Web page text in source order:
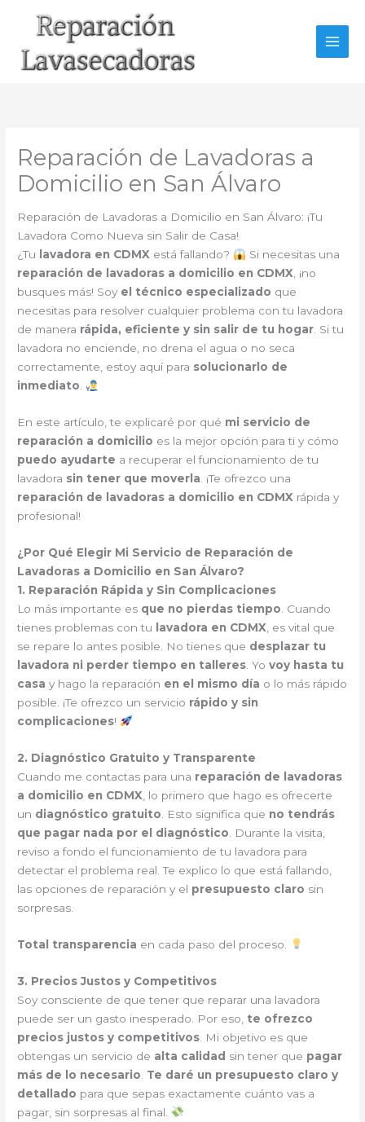
Reparación de Lavadoras a
Domicilio en San Álvaro
Reparación de Lavadoras a Domicilio en San Álvaro: ¡Tu
Lavadora Como Nueva sin Salir de Casa!
¿Tu
lavadora en CDMX está fallando?
Si necesitas una
reparación de lavadoras a domicilio en CDMX, ¡no
busques más! Soy el técnico especializado que
necesitas para resolver cualquier problema con tu lavadora
de manera rápida, eficiente y sin salir de tu hogar. Si tu
lavadora no enciende, no drena el agua o no seca
correctamente, estoy aquí para solucionarlo de
inmediato.
En este artículo, te explicaré por qué mi servicio de
reparación a domicilio es la mejor opción para ti y cómo
puedo ayudarte a recuperar el funcionamiento de tu
lavadora sin tener que moverla . ¡Te ofrezco una
reparación de lavadoras a domicilio en CDMX rápida y
profesional!
¿Por Qué Elegir Mi Servicio de Reparación de
Lavadoras a Domicilio en San Álvaro?
1. Reparación Rápida y Sin Complicaciones
Lo más importante es que no pierdas tiempo . Cuando
tienes problemas con tu
lavadora en CDMX , es vital que
se repare lo antes posible. No tienes que desplazar tu
lavadora ni perder tiempo en talleres . Yovoy hasta tu
casa y hago la reparación en el mismo día o lo más rápido
posible. ¡Te ofrezco un servicio rápido y sin
complicaciones!
2. Diagnóstico Gratuito y Transparente
Cuando me contactas para una reparación de lavadoras
a domicilio en CDMX , lo primero que hago es ofrecerte
un diagnóstico gratuito . Esto significa que no tendrás
que pagar nada por el diagnóstico . Durante la visita,
reviso a fondo el funcionamiento de tu lavadora para
detectar el problema real. Te explico lo que está fallando,
las opciones de reparación y el presupuesto claro sin
sorpresas.
Total transparencia en cada paso del proceso.
3. Precios Justos y Competitivos
Soy consciente de que tener que reparar una lavadora
puede ser un gasto inesperado. Por eso, te ofrezco
precios justos y competitivos . Mi objetivo es que
obtengas un servicio de alta calidad sin tener que pagar
más de lo necesario Te daré un presupuesto claro y
detallado para que sepas exactamente cuánto vas a
pagar, sin sorpresas al final.